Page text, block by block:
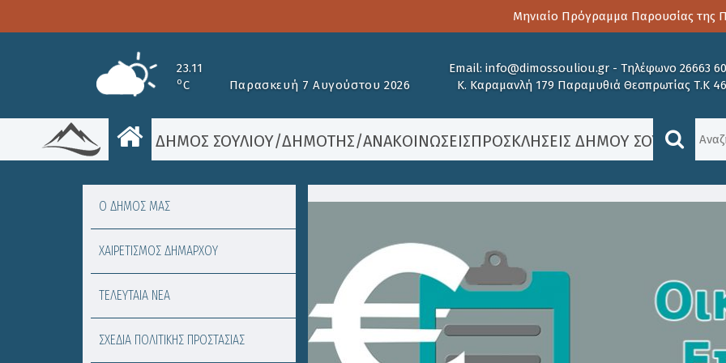
Μηνιαίο Πρόγραμμα Παρουσίας της
23.11
oC Παρασκευή 7 Αυγούστου 2026
Email: info@dimossouliou.gr - Τηλέφωνο 26663
Κ. Καραμανλή 179 Παραμυθιά Θεσπρωτίας Τ.Κ
ΔΗΜΟΣ ΣΟΥΛΙΟΥ/ΔΗΜΟΤΗΣ/ΑΝΑΚΟΙΝΏΣΕΙΣΠΡΟΣΚΛΉΣΕΙΣ ΔΉΜΟΥ ΣΟΥΛΊΟΥ /
Ο ΔΗΜΟΣ ΜΑΣ
ΧΑΙΡΕΤΙΣΜΟΣ ΔΗΜΑΡΧΟΥ
ΤΕΛΕΥΤΑΙΑ ΝΕΑ
ΣΧΕΔΙΑ ΠΟΛΙΤΙΚΗΣ ΠΡΟΣΤΑΣΙΑΣ